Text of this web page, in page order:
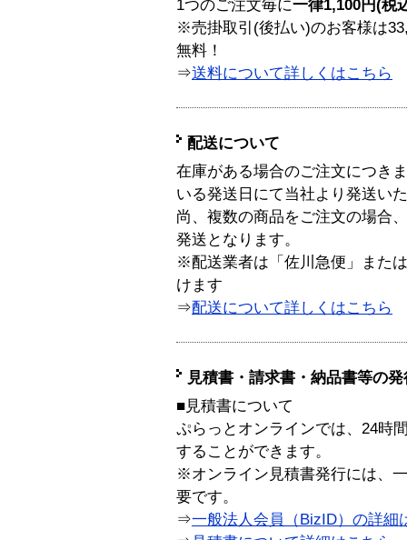
1つのご注文毎に一律1,100円(税
※売掛取引(後払い)のお客様は
無料！
⇒送料について詳しくはこちら
配送について
在庫がある場合のご注文につき
いる発送日にて当社より発送い
尚、複数の商品をご注文の場合
発送となります。
※配送業者は「佐川急便」また
けます
⇒配送について詳しくはこちら
見積書・請求書・納品書等の
■見積書について
ぷらっとオンラインでは、24時
することができます。
※オンライン見積書発行には、
要です。
⇒一般法人会員（BizID）の詳細